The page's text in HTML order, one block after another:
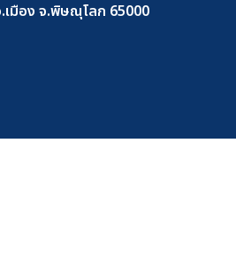
เมือง จ.พิษณุโลก 65000